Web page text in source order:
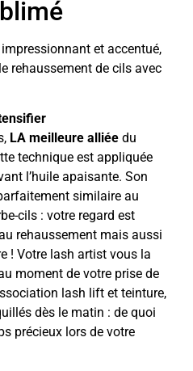
et accentué,
rehaussement de cils avec
LA meilleure alliée du
technique est appliquée
l’huile apaisante. Son
similaire au
cils : votre regard est
rehaussement mais aussi
! Votre lash artist vous la
moment de votre prise de
lash lift et teinture,
dès le matin : de quoi
précieux lors de votre